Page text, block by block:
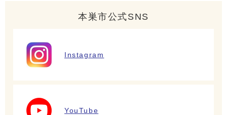
本巣市公式SNS
Instagram
YouTube